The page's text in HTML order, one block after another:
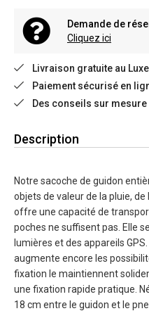
Demande de
Cliquez ici
Livraison gratuite au
Paiement sécurisé en
Des conseils sur mesure
Description
Notre sacoche de guidon
objets de valeur de la pluie,
offre une capacité de
poches ne suffisent pas. Elle
lumières et des appareils
augmente encore les
fixation le maintiennent
une fixation rapide pratique.
18 cm entre le guidon et le